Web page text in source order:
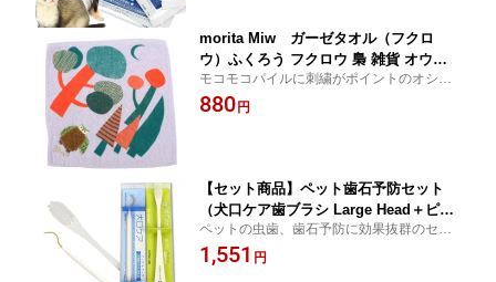
morita Miw ガーゼタオル（フクロ
ウ）ふくろう フクロウ 梟 雑貨 オウル
タオル ハンカチ ガーゼ 綿100％【メー
ル便可】
モコモコパイルに刺繍がポイントのオシャ
レなフクロウ柄タオル。
880円
【セット商品】ペット歯石予防セット
（犬口ケア歯ブラシ Large Head＋ピッ
ク＆ピック）【お買い得】 犬 ドッグ
歯みがき オーラルケア 歯石除去 口臭ケ
ペットの虫歯、歯石予防に効果抜群のセッ
ト商品!!【ドッグ 犬グッズ 雑貨 プードル】
1,551 円